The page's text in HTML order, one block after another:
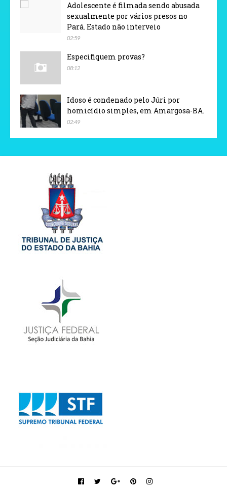
Adolescente é filmada sendo abusada
sexualmente por vários presos no
Pará. Estado não interveio
02:59
Especifiquem provas?
08:12
Idoso é condenado pelo Júri por
homicídio simples, em Amargosa-BA.
02:49